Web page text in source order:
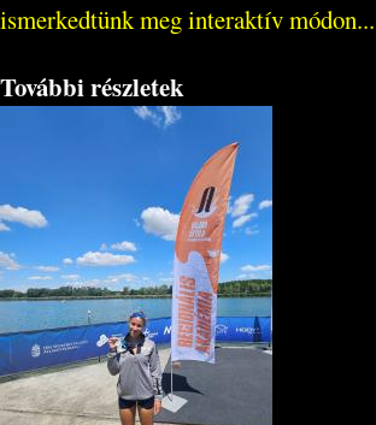
ismerkedtünk meg interaktív módon...
További részletek